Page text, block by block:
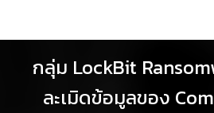
กลุ่ม LockBit
ละเมิดข้อมูลของ